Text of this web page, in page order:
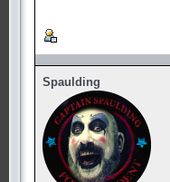
Spaulding